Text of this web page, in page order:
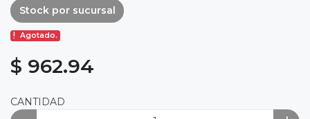
Stock por sucursal
Agotado.
$ 962.94
CANTIDAD